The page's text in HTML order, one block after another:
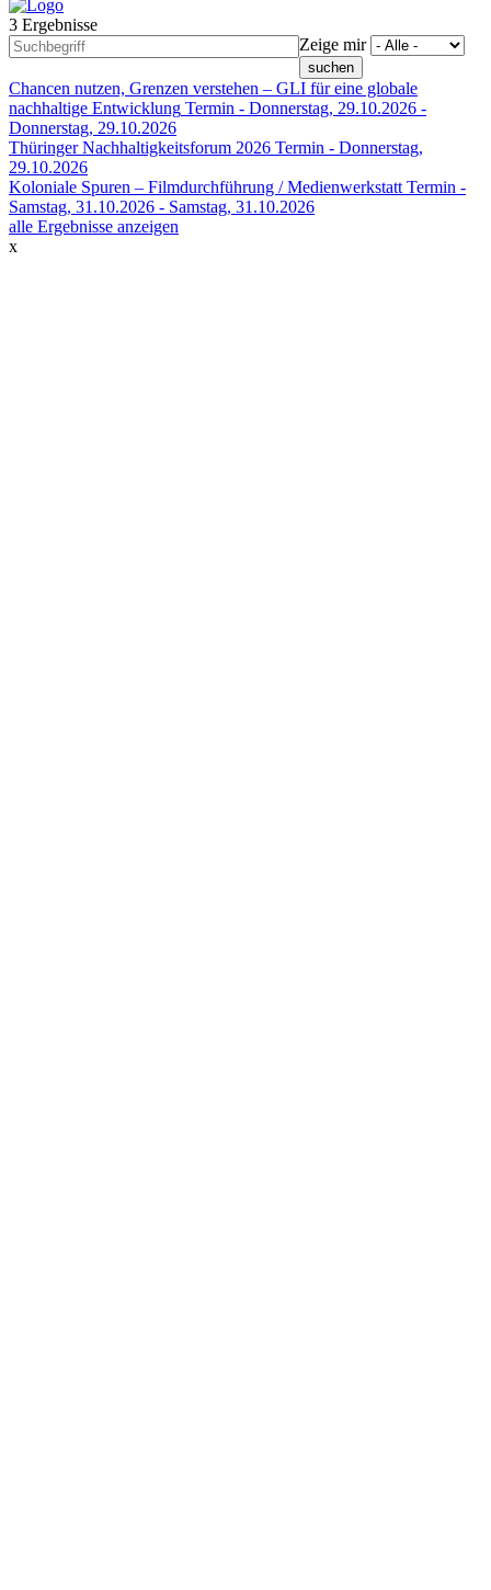
3 Ergebnisse
Zeige mir
Chancen nutzen, Grenzen verstehen – GLI für eine globale
nachhaltige Entwicklung Termin - Donnerstag, 29.10.2026 -
Donnerstag, 29.10.2026
Thüringer Nachhaltigkeitsforum 2026 Termin - Donnerstag,
29.10.2026
Koloniale Spuren – Filmdurchführung / Medienwerkstatt Termin -
Samstag, 31.10.2026 - Samstag, 31.10.2026
alle Ergebnisse anzeigen
x